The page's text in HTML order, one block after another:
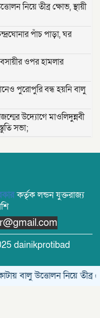
নিয়ে তীব্র ক্ষোভ, স্থায়ী
পাঁচ পাড়া, ঘর
ওপর হামলার
পুরোপুরি বন্ধ হয়নি বালু
উদ্যোগে মাওলিদুন্নবী
সভা;
বাজার যুব সমাজ কর্তৃক
২০২৬ অনুষ্ঠিত।
আয়না: বিভেদের দায়
নিতে গিয়ে বিস্ফোরণ
কর্তৃক লন্ডন যুক্তরাজ্য
dainikprotibad
বালু উত্তোলন নিয়ে তীব্র